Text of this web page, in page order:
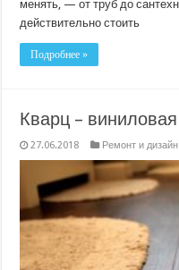
менять, — от труб до
действительно стоить
Подробнее »
Кварц –
27.06.2018 Ремонт и дизайн